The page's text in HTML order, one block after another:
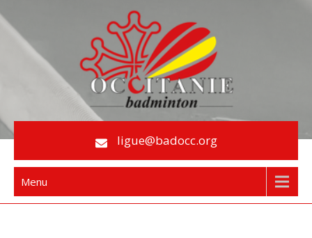
to
content
Le Badminton en Occitanie
ligue@badocc.org
Menu